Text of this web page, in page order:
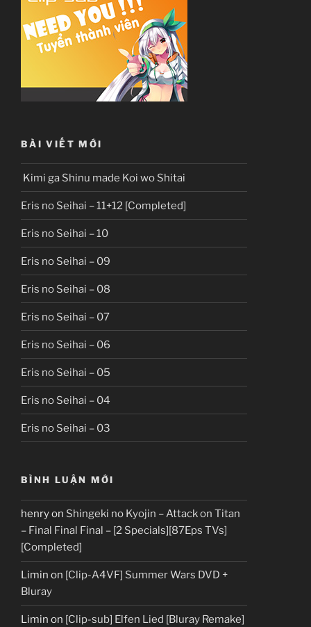
BÀI VIẾT MỚI
Kimi ga Shinu made Koi wo Shitai
Eris no Seihai – 11+12 [Completed]
Eris no Seihai – 10
Eris no Seihai – 09
Eris no Seihai – 08
Eris no Seihai – 07
Eris no Seihai – 06
Eris no Seihai – 05
Eris no Seihai – 04
Eris no Seihai – 03
BÌNH LUẬN MỚI
henryon Shingeki no Kyojin – Attack on Titan
– Final Final Final – [2 Specials][87Eps TVs]
[Completed]
Limin on [Clip-A4VF] Summer Wars DVD +
Bluray
Limin on [Clip-sub] Elfen Lied [Bluray Remake]